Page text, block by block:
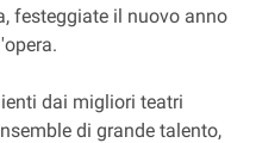
festeggiate il nuovo anno
dai migliori teatri
di grande talento,